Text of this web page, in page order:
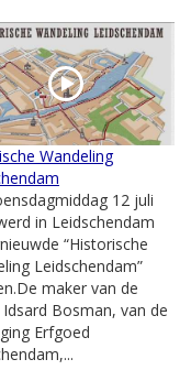
Wandeling
12 juli
in Leidschendam
“Historische
Leidschendam”
maker van de
Bosman, van de
Erfgoed